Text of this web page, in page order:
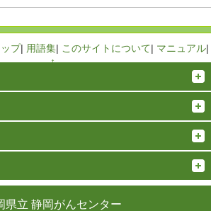
プ| 用語集| このサイトについて| マニュアル|
↑
県立 静岡がんセンター